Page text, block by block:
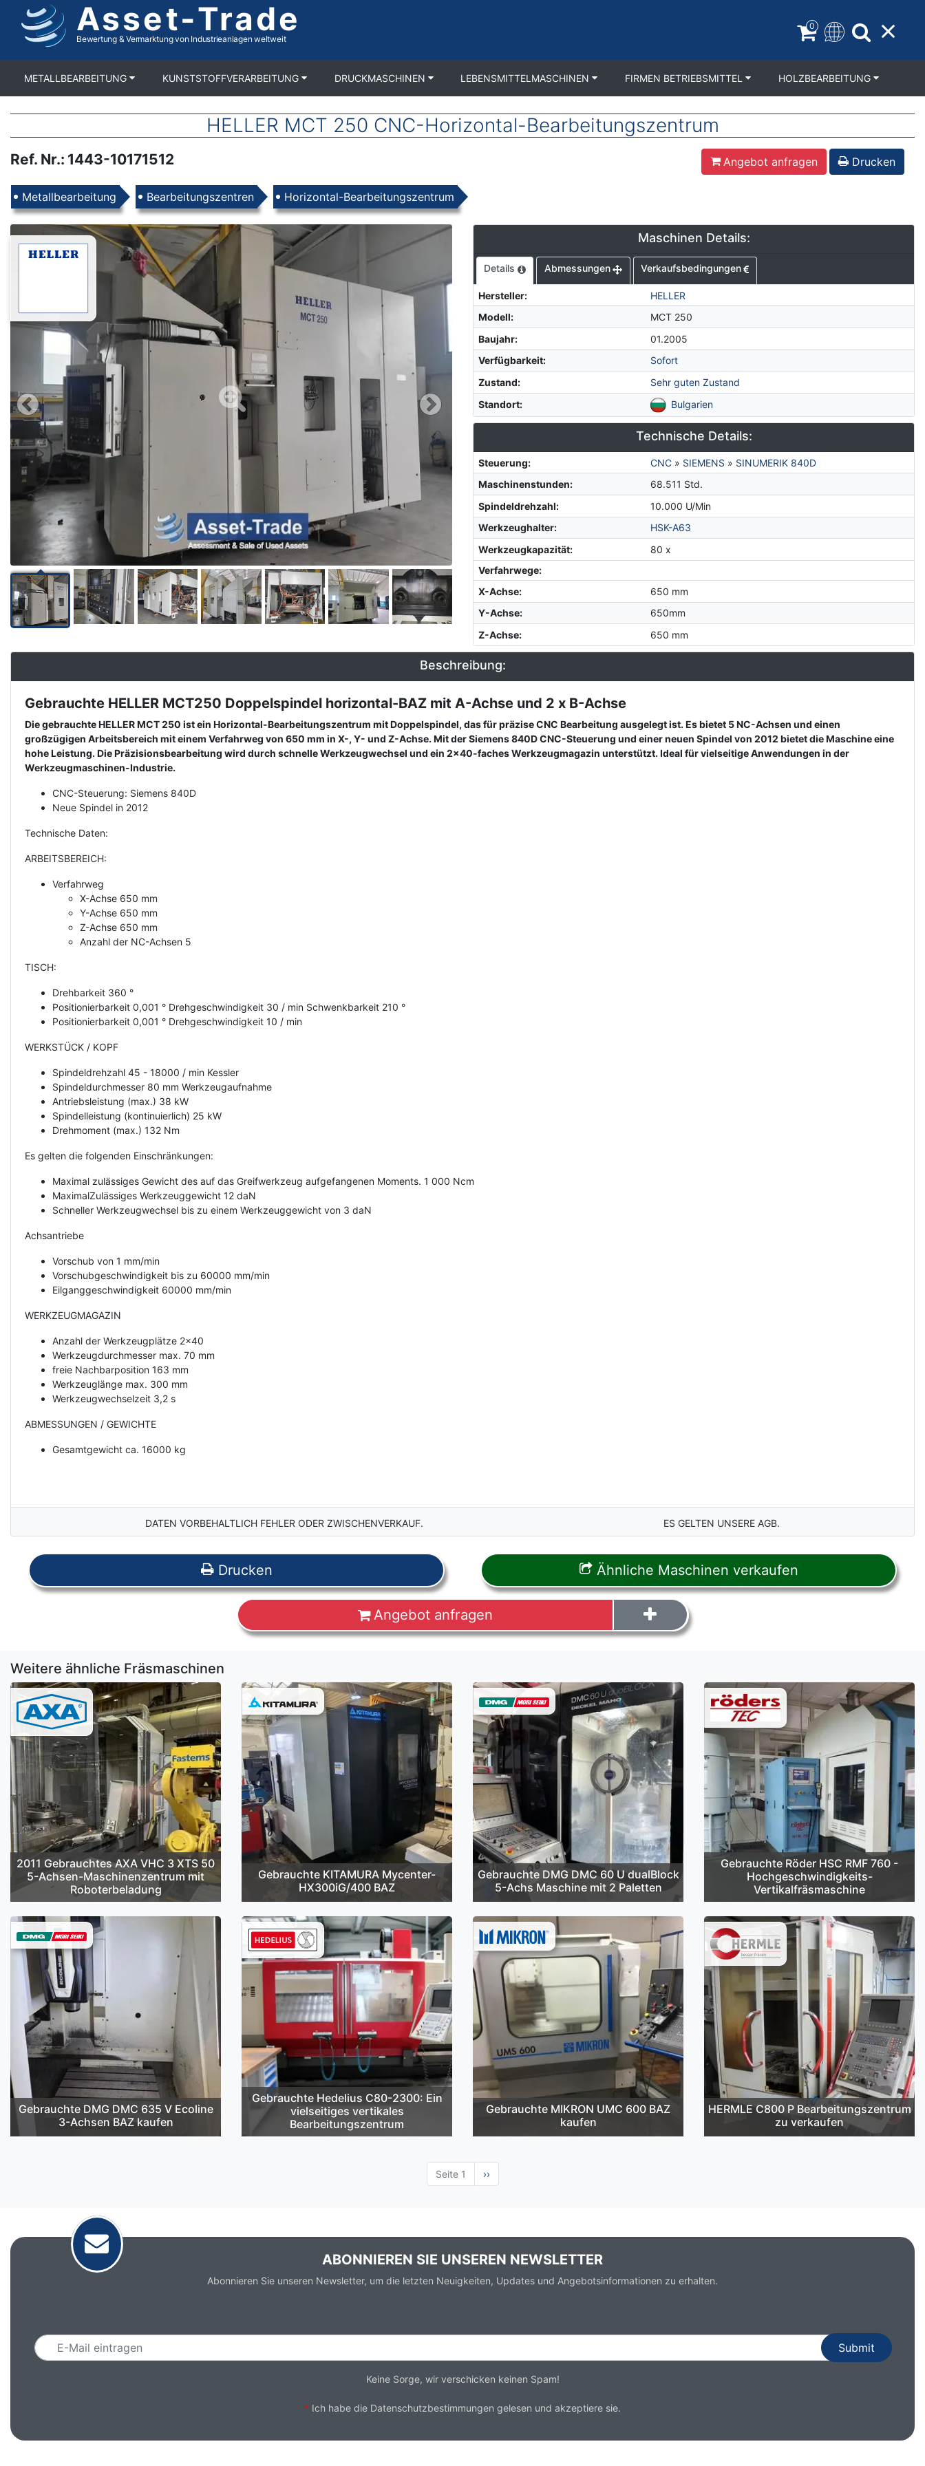
Asset-Trade
Bewertung & Vermarktung von Industrieanlagen weltweit
0
METALLBEARBEITUNG KUNSTSTOFFVERARBEITUNG DRUCKMASCHINEN LEBENSMITTELMASCHINEN FIRMEN BETRIEBSMITTEL HOLZBEARBEITUNG
HELLER MCT 250 CNC-Horizontal-Bearbeitungszentrum
Ref. Nr.: 1443-10171512 Angebot anfragen Drucken
Produkte
Metallbearbeitung Bearbeitungszentren Horizontal-Bearbeitungszentrum
Maschinen Details:
Details Abmessungen Verkaufsbedingungen
Hersteller:
HELLER
Modell:
MCT 250
Baujahr:
01.2005
Verfügbarkeit:
Sofort
Zustand:
Sehr guten Zustand
Standort: Bulgarien
Technische Details:
Steuerung: CNC » SIEMENS » SINUMERIK 840D
Maschinenstunden:
68.511 Std.
Spindeldrehzahl:
10.000 U/Min
Werkzeughalter:
HSK-A63
Werkzeugkapazität:
80 x
Verfahrwege:
X-Achse:
650 mm
Y-Achse:
650mm
Z-Achse: 650 mm
Beschreibung:
Description
Gebrauchte HELLER MCT250 Doppelspindel horizontal-BAZ mit A-Achse und 2 x B-Achse
Die gebrauchte HELLER MCT 250 ist ein Horizontal-Bearbeitungszentrum mit Doppelspindel, das für präzise CNC Bearbeitung ausgelegt ist. Es bietet 5 NC-Achsen und einen
großzügigen Arbeitsbereich mit einem Verfahrweg von 650 mm in X-, Y- und Z-Achse. Mit der Siemens 840D CNC-Steuerung und einer neuen Spindel von 2012 bietet die Maschine eine
hohe Leistung. Die Präzisionsbearbeitung wird durch schnelle Werkzeugwechsel und ein 2x40-faches Werkzeugmagazin unterstützt. Ideal für vielseitige Anwendungen in der
Werkzeugmaschinen-Industrie.
CNC-Steuerung: Siemens 840D
Neue Spindel in 2012
Technische Daten:
ARBEITSBEREICH:
Verfahrweg
X-Achse 650 mm
Y-Achse 650 mm
Z-Achse 650 mm
Anzahl der NC-Achsen 5
TISCH:
Drehbarkeit 360 °
Positionierbarkeit 0,001 ° Drehgeschwindigkeit 30 / min Schwenkbarkeit 210 °
Positionierbarkeit 0,001 ° Drehgeschwindigkeit 10 / min
WERKSTÜCK / KOPF
Spindeldrehzahl 45 - 18000 / min Kessler
Spindeldurchmesser 80 mm Werkzeugaufnahme
Antriebsleistung (max.) 38 kW
Spindelleistung (kontinuierlich) 25 kW
Drehmoment (max.) 132 Nm
Es gelten die folgenden Einschränkungen:
Maximal zulässiges Gewicht des auf das Greifwerkzeug aufgefangenen Moments. 1 000 Ncm
MaximalZulässiges Werkzeuggewicht 12 daN
Schneller Werkzeugwechsel bis zu einem Werkzeuggewicht von 3 daN
Achsantriebe
Vorschub von 1 mm/min
Vorschubgeschwindigkeit bis zu 60000 mm/min
Eilganggeschwindigkeit 60000 mm/min
WERKZEUGMAGAZIN
Anzahl der Werkzeugplätze 2x40
Werkzeugdurchmesser max. 70 mm
freie Nachbarposition 163 mm
Werkzeuglänge max. 300 mm
Werkzeugwechselzeit 3,2 s
ABMESSUNGEN / GEWICHTE
Gesamtgewicht ca. 16000 kg
DATEN VORBEHALTLICH FEHLER ODER ZWISCHENVERKAUF. ES GELTEN UNSERE AGB.
Drucken Ähnliche Maschinen verkaufen
Angebot anfragen
Weitere ähnliche Fräsmaschinen
2011 Gebrauchtes AXA VHC 3 XTS 50
5-Achsen-Maschinenzentrum mit
Roboterbeladung
Gebrauchte KITAMURA Mycenter-
HX300iG/400 BAZ
Gebrauchte DMG DMC 60 U dualBlock
5-Achs Maschine mit 2 Paletten
Gebrauchte Röder HSC RMF 760 -
Hochgeschwindigkeits-
Vertikalfräsmaschine
Gebrauchte DMG DMC 635 V Ecoline
3-Achsen BAZ kaufen
Gebrauchte Hedelius C80-2300: Ein
vielseitiges vertikales
Bearbeitungszentrum
Gebrauchte MIKRON UMC 600 BAZ
kaufen
HERMLE C800 P Bearbeitungszentrum
zu verkaufen
Seite 1
Nächste
Seite
››
ABONNIEREN SIE UNSEREN NEWSLETTER
Abonnieren Sie unseren Newsletter, um die letzten Neuigkeiten, Updates und Angebotsinformationen zu erhalten.
Keine Sorge, wir verschicken keinen Spam!
* Ich habe die Datenschutzbestimmungen gelesen und akzeptiere sie.